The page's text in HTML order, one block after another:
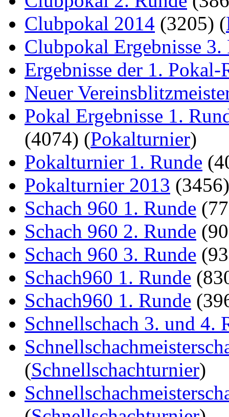
Clubpokal 2014 (3205) (
Clubpokal Ergebnisse 3.
Ergebnisse der 1. Pokal-
Neuer
Pokal Ergebnisse 1.
(4074) (Pokalturnier)
Pokalturnier 1. Runde
Pokalturnier 2013
Schach 960 1. Runde
Schach 960 2. Runde
Schach 960 3. Runde
Schach960 1. Runde
Schach960 1. Runde
Schnellschach 3. und 4.
(Schnellschachturnier)